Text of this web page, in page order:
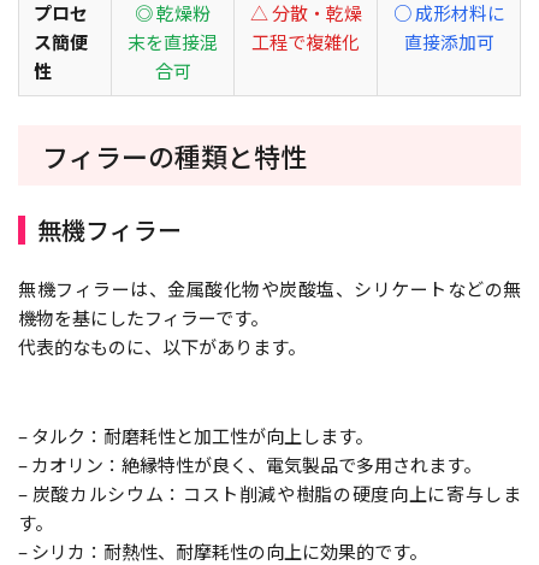
プロセ
ス簡便
性
◎ 乾燥粉
末を直接混
合可
△ 分散・乾燥
工程で複雑化
○ 成形材料に
直接添加可
フィラーの種類と特性
無機フィラー
無機フィラーは、金属酸化物や炭酸塩、シリケートなどの無
機物を基にしたフィラーです。
代表的なものに、以下があります。
– タルク：耐磨耗性と加工性が向上します。
– カオリン：絶縁特性が良く、電気製品で多用されます。
– 炭酸カルシウム：コスト削減や樹脂の硬度向上に寄与しま
す。
– シリカ：耐熱性、耐摩耗性の向上に効果的です。